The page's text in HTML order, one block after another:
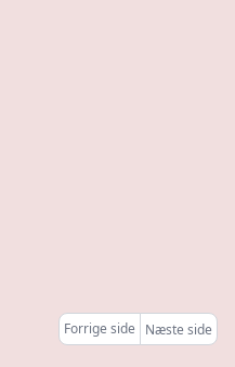
Forrige side Næste side